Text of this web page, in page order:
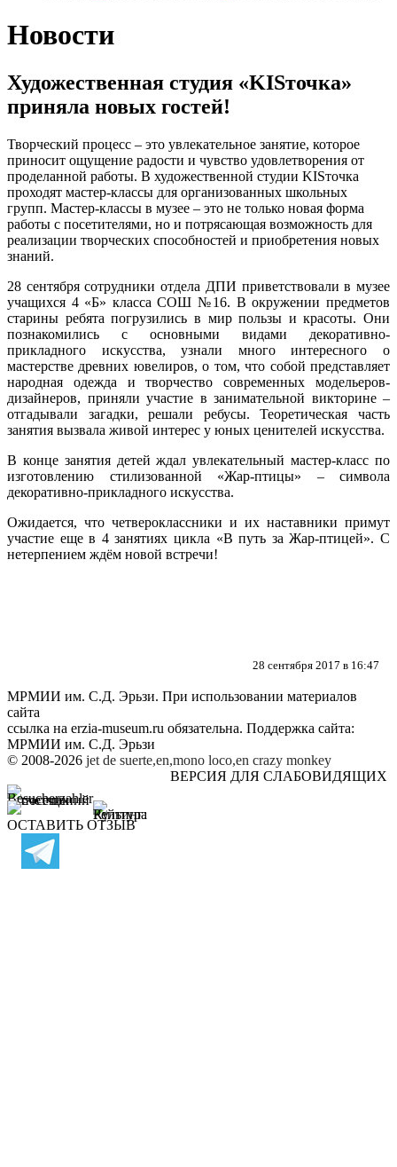
Новости
Художественная студия «KISточка»
приняла новых гостей!
Творческий процесс – это увлекательное занятие, которое
приносит ощущение радости и чувство удовлетворения от
проделанной работы. В художественной студии KISточка
проходят мастер-классы для организованных школьных
групп. Мастер-классы в музее – это не только новая форма
работы с посетителями, но и потрясающая возможность для
реализации творческих способностей и приобретения новых
знаний.
28 сентября сотрудники отдела ДПИ приветствовали в музее
учащихся 4 «Б» класса СОШ №16. В окружении предметов
старины ребята погрузились в мир пользы и красоты. Они
познакомились с основными видами декоративно-
прикладного искусства, узнали много интересного о
мастерстве древних ювелиров, о том, что собой представляет
народная одежда и творчество современных модельеров-
дизайнеров, приняли участие в занимательной викторине –
отгадывали загадки, решали ребусы. Теоретическая часть
занятия вызвала живой интерес у юных ценителей искусства.
В конце занятия детей ждал увлекательный мастер-класс по
изготовлению стилизованной «Жар-птицы» – символа
декоративно-прикладного искусства.
Ожидается, что четвероклассники и их наставники примут
участие еще в 4 занятиях цикла «В путь за Жар-птицей». С
нетерпением ждём новой встречи!
28 сентября 2017 в 16:47
МРМИИ им. С.Д. Эрьзи. При использовании материалов
сайта
ссылка на erzia-museum.ru обязательна. Поддержка сайта:
МРМИИ им. С.Д. Эрьзи
© 2008-2026 jet de suerte,en,mono loco,en crazy monkey
ВЕРСИЯ ДЛЯ СЛАБОВИДЯЩИХ
ОСТАВИТЬ ОТЗЫВ